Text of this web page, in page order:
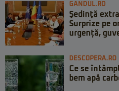
GANDUL.RO
Şedinţă
Surprize pe
urgență,
DESCOPERA.RO
Ce se
bem apă